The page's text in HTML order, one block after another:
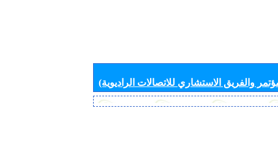
والفريق الاستشاري للاتصالات الراديوية)